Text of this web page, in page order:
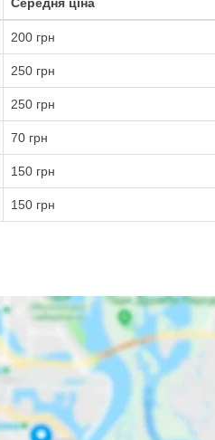
200 грн
250 грн
250 грн
70 грн
150 грн
150 грн